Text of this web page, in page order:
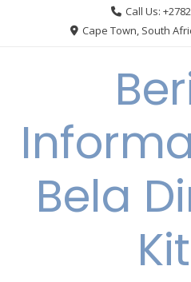
Call Us:
Cape Town, South
Bela